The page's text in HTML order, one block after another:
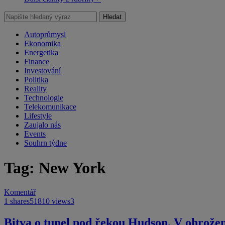
Hledat
Autoprůmysl
Ekonomika
Energetika
Finance
Investování
Politika
Reality
Technologie
Telekomunikace
Lifestyle
Zaujalo nás
Events
Souhrn týdne
Tag: New York
Komentář
1 shares51810 views3